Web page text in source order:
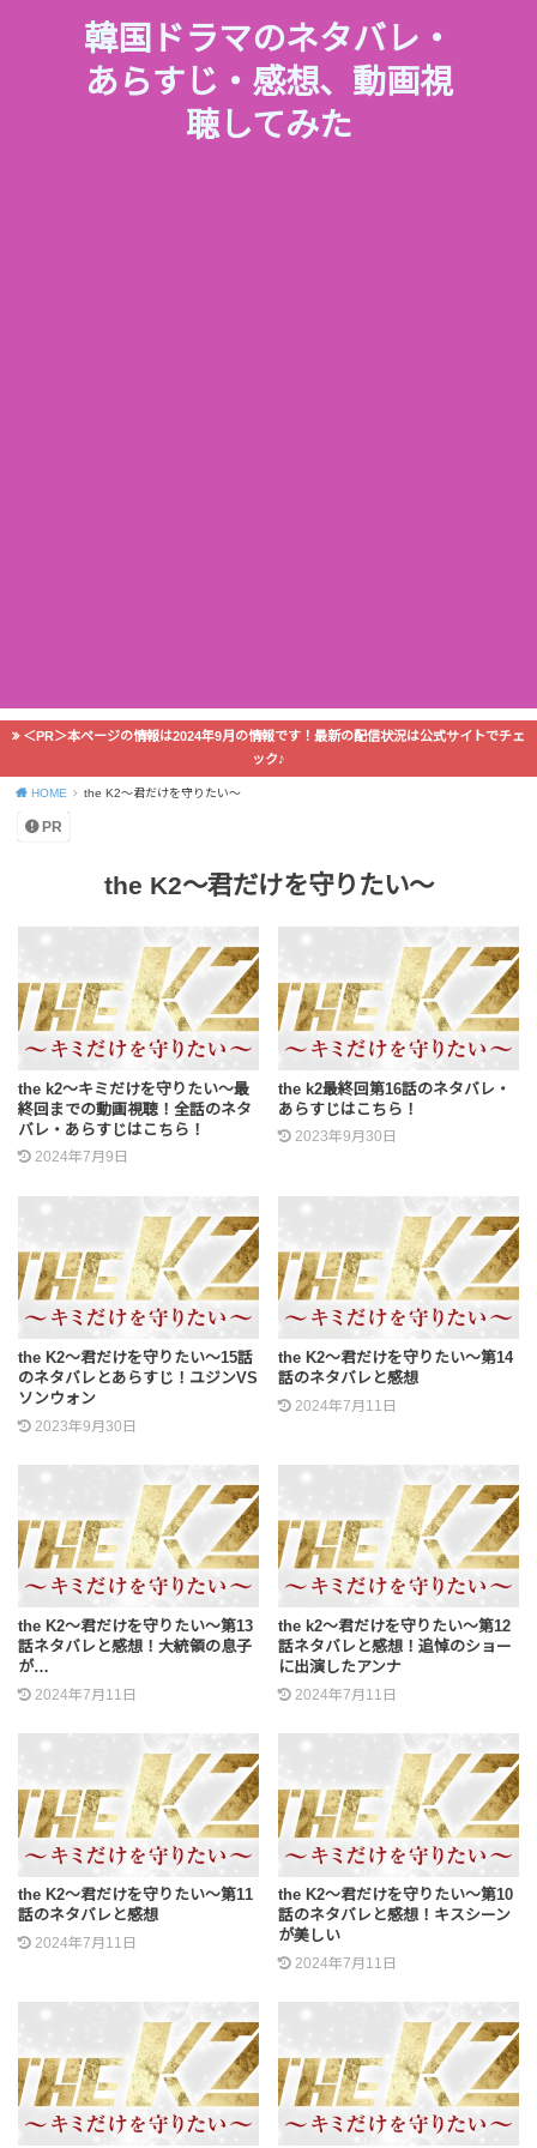
韓国ドラマのネタバレ・
あらすじ・感想、動画視
聴してみた
＜PR＞本ページの情報は2024年9月の情報です！最新の配信状況は公式サイトでチェ
ック♪
HOME the K2～君だけを守りたい～
PR
the K2～君だけを守りたい～
the k2～キミだけを守りたい～最
終回までの動画視聴！全話のネタ
バレ・あらすじはこちら！
2024年7月9日
the k2最終回第16話のネタバレ・
あらすじはこちら！
2023年9月30日
the K2～君だけを守りたい～15話
のネタバレとあらすじ！ユジンVS
ソンウォン
2023年9月30日
the K2～君だけを守りたい～第14
話のネタバレと感想
2024年7月11日
the K2～君だけを守りたい～第13
話ネタバレと感想！大統領の息子
が…
2024年7月11日
the k2～君だけを守りたい～第12
話ネタバレと感想！追悼のショー
に出演したアンナ
2024年7月11日
the K2～君だけを守りたい～第11
話のネタバレと感想
2024年7月11日
the K2～君だけを守りたい～第10
話のネタバレと感想！キスシーン
が美しい
2024年7月11日